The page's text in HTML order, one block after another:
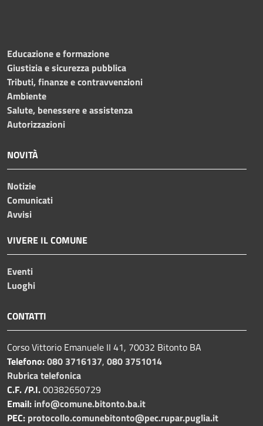
Educazione e formazione
Giustizia e sicurezza pubblica
Tributi, finanze e contravvenzioni
Ambiente
Salute, benessere e assistenza
Autorizzazioni
NOVITÀ
Notizie
Comunicati
Avvisi
VIVERE IL COMUNE
Eventi
Luoghi
CONTATTI
Corso Vittorio Emanuele II 41, 70032 Bitonto BA
Telefono:080 3716137, 080 3751014
Rubrica telefonica
C.F. /P.I.00382650729
Email: info@comune.bitonto.ba.it
PEC: protocollo.comunebitonto@pec.rupar.puglia.it